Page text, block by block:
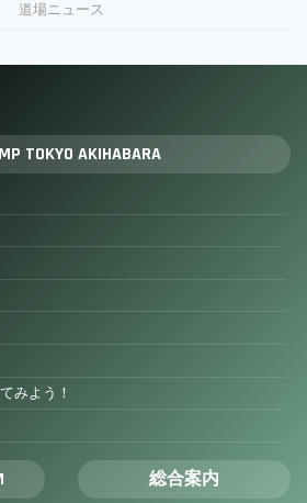
道場ニュース
TOKYO AKIHABARA
みよう！
総合案内